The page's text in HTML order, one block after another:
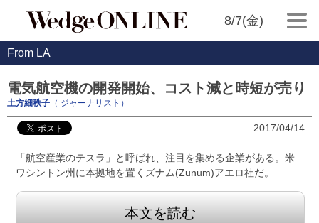
8/7(金)
From LA
電気航空機の開発開始、コスト減と時短が売り
土方細秩子 （ ジャーナリスト）
2017/04/14
「航空産業のテスラ」と呼ばれ、注目を集める企業がある。米
ワシントン州に本拠地を置くズナム(Zunum)アエロ社だ。
本文を読む